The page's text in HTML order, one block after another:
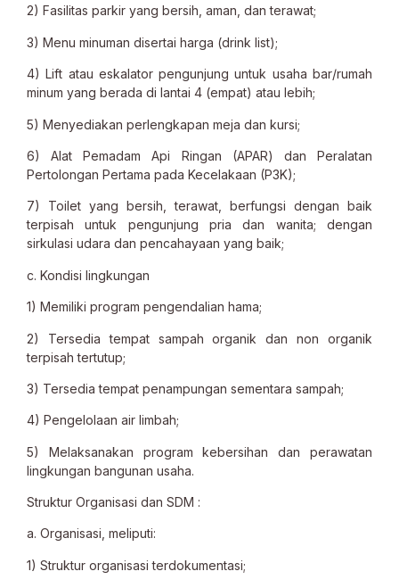
2) Fasilitas parkir yang bersih, aman, dan terawat;
3) Menu minuman disertai harga (drink list);
4) Lift atau eskalator pengunjung untuk usaha bar/rumah
minum yang berada di lantai 4 (empat) atau lebih;
5) Menyediakan perlengkapan meja dan kursi;
6) Alat Pemadam Api Ringan (APAR) dan Peralatan
Pertolongan Pertama pada Kecelakaan (P3K);
7) Toilet yang bersih, terawat, berfungsi dengan baik
terpisah untuk pengunjung pria dan wanita; dengan
sirkulasi udara dan pencahayaan yang baik;
c. Kondisi lingkungan
1) Memiliki program pengendalian hama;
2) Tersedia tempat sampah organik dan non organik
terpisah tertutup;
3) Tersedia tempat penampungan sementara sampah;
4) Pengelolaan air limbah;
5) Melaksanakan program kebersihan dan perawatan
lingkungan bangunan usaha.
Struktur Organisasi dan SDM :
a. Organisasi, meliputi:
1) Struktur organisasi terdokumentasi;